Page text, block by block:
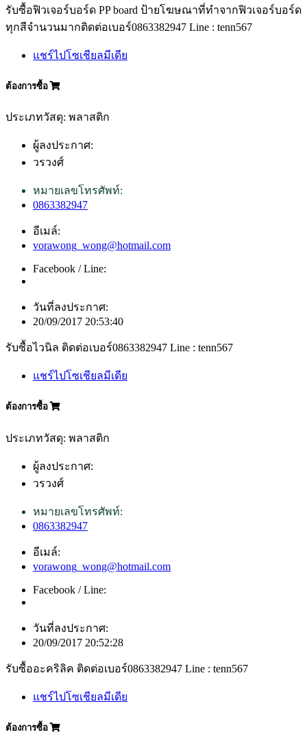
รับซื้อฟิวเจอร์บอร์ด PP board ป้ายโฆษณาที่ทำจากฟิวเจอร์บอร์ด
ทุกสีจำนวนมากติดต่อเบอร์0863382947 Line : tenn567
แชร์ไปโซเชียลมีเดีย
ต้องการซื้อ
ประเภทวัสดุ: พลาสติก
ผู้ลงประกาศ:
วรวงศ์
หมายเลขโทรศัพท์:
0863382947
อีเมล์:
vorawong_wong@hotmail.com
Facebook / Line:
วันที่ลงประกาศ:
20/09/2017 20:53:40
รับซื้อไวนิล ติดต่อเบอร์0863382947 Line : tenn567
แชร์ไปโซเชียลมีเดีย
ต้องการซื้อ
ประเภทวัสดุ: พลาสติก
ผู้ลงประกาศ:
วรวงศ์
หมายเลขโทรศัพท์:
0863382947
อีเมล์:
vorawong_wong@hotmail.com
Facebook / Line:
วันที่ลงประกาศ:
20/09/2017 20:52:28
รับซื้ออะคริลิค ติดต่อเบอร์0863382947 Line : tenn567
แชร์ไปโซเชียลมีเดีย
ต้องการซื้อ